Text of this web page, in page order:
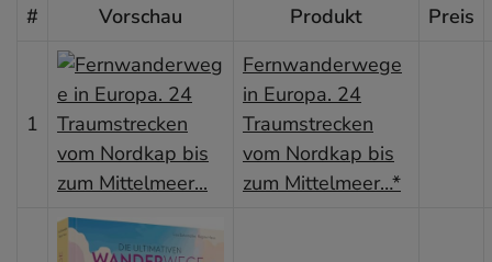
# Vorschau Produkt Preis
1
Fernwanderwege
in Europa. 24
Traumstrecken
vom Nordkap bis
zum Mittelmeer…*